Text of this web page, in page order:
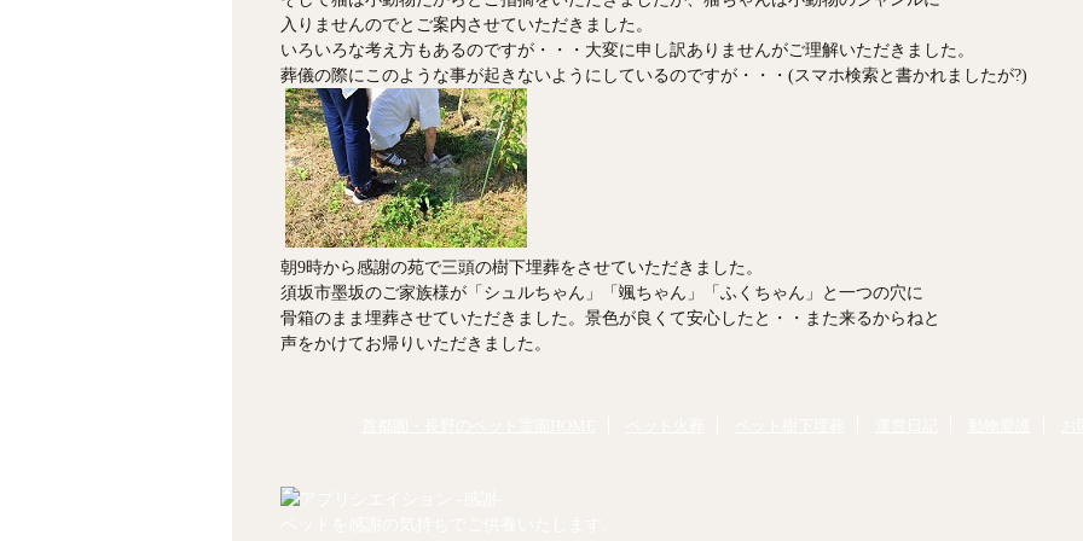
入りませんのでとご案内させていただきました。
いろいろな考え方もあるのですが・・・大変に申し訳ありませんがご理解いただきました。
葬儀の際にこのような事が起きないようにしているのですが・・・(スマホ検索と書かれましたが?)
朝9時から感謝の苑で三頭の樹下埋葬をさせていただきました。
須坂市墨坂のご家族様が「シュルちゃん」「颯ちゃん」「ふくちゃん」と一つの穴に
骨箱のまま埋葬させていただきました。景色が良くて安心したと・・また来るからねと
声をかけてお帰りいただきました。